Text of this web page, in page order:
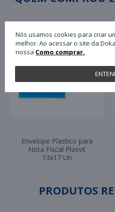
Envelope Plastico para
Nota Fiscal Plasvit
13x17 Un
PRODUTOS
Nós usamos cookies para criar
melhor. Ao acessar o site da
nossa Como comprar.